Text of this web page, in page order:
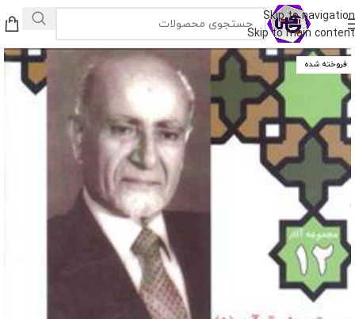
Skip to navigation
Skip to main content
فروخته شده